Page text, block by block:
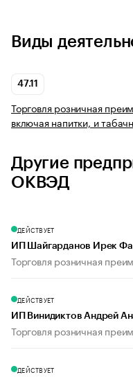
Виды
47.11
Торговля розничная
включая напитки, и
Другие
ОКВЭД
ДЕЙСТВУЕТ
ИП Шайгарданов Ирек
Торговля розничная
ДЕЙСТВУЕТ
ИП Винидиктов Андрей
Торговля розничная
ДЕЙСТВУЕТ